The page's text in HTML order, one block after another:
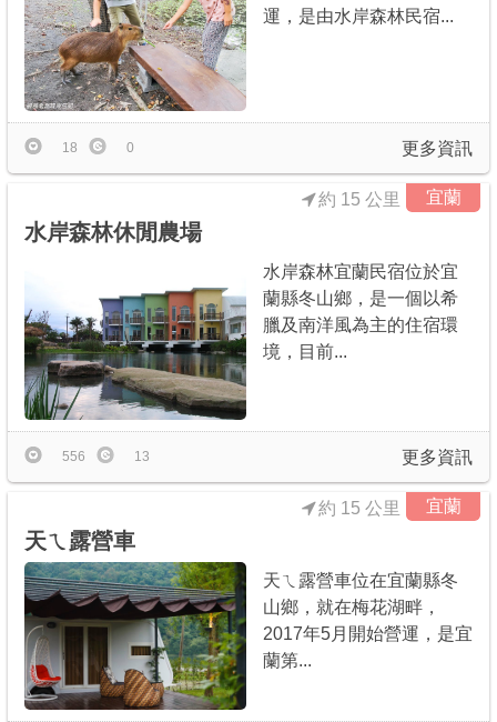
運，是由水岸森林民宿...
更多資訊
18 0
宜蘭
水岸森林休閒農場
約 15 公里
水岸森林宜蘭民宿位於宜
蘭縣冬山鄉，是一個以希
臘及南洋風為主的住宿環
境，目前...
更多資訊
556 13
宜蘭
天ㄟ露營車
約 15 公里
天ㄟ露營車位在宜蘭縣冬
山鄉，就在梅花湖畔，
2017年5月開始營運，是宜
蘭第...